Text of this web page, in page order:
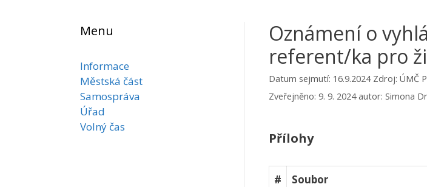
Oznámení o
referent/ka pro
Datum sejmutí: 16.9.2024 Zdroj: ÚMČ
Zveřejněno: 9. 9. 2024 autor: Simona
Přílohy
# Soubor
Menu
Informace
Městská část
Samospráva
Úřad
Volný čas